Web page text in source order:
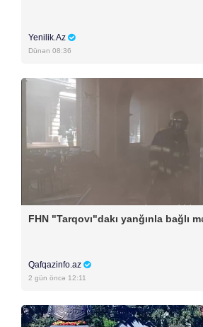
Yenilik.Az
Dünən 08:36
FHN "Tarqovı"dakı yanğınla bağlı
Qafqazinfo.az
2 gün öncə 12:11